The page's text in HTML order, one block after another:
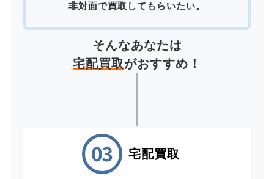
非対面で買取してもらいたい。
そんなあなたは
宅配買取がおすすめ！
宅配買取